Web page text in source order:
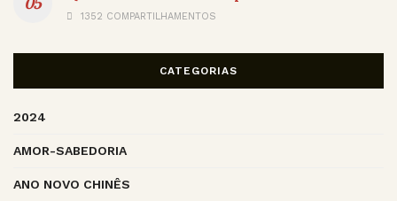
1352 COMPARTILHAMENTOS
CATEGORIAS
2024
AMOR-SABEDORIA
ANO NOVO CHINÊS